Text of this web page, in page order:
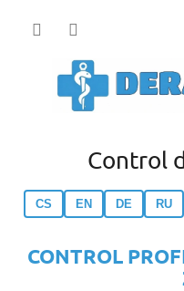
Control
CS EN DE RU
CONTROL